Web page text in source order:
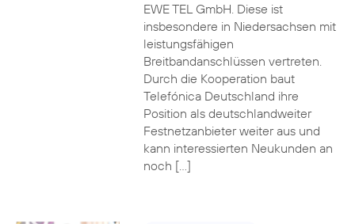
EWE TEL GmbH. Diese ist
insbesondere in Niedersachsen mit
leistungsfähigen
Breitbandanschlüssen vertreten.
Durch die Kooperation baut
Telefónica Deutschland ihre
Position als deutschlandweiter
Festnetzanbieter weiter aus und
kann interessierten Neukunden an
noch […]